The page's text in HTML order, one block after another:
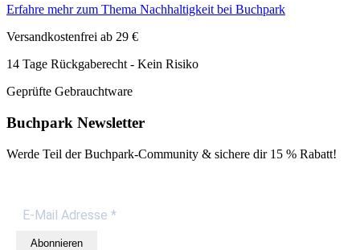
Erfahre mehr zum Thema Nachhaltigkeit bei Buchpark
Versandkostenfrei ab 29 €
14 Tage Rückgaberecht - Kein Risiko
Geprüfte Gebrauchtware
Buchpark Newsletter
Werde Teil der Buchpark-Community & sichere dir 15 % Rabatt!
Abonnieren